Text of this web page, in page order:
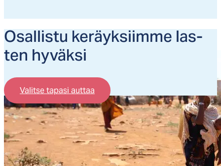
Osal­lis­tu ke­räyk­siim­me las­
ten hy­väk­si
Valitse tapasi auttaa
Osallistu ajankohtaisiin keräyksiimme ja auta
heikoimmassa asemassa olevia lapsia.